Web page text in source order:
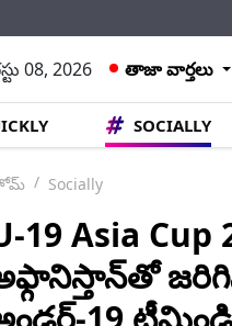
08, 2026 తాజా వార్తలు
SOCIALLY
Socially
19 Asia